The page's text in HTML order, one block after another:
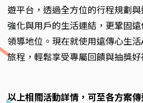
遊平台，透過全方位的行程規劃
強化與用戶的生活連結，更鞏固
領導地位。現在就使用遠傳心生活
旅程，輕鬆享受專屬回饋與抽獎好
以上相關活動詳情，可至各方案傳